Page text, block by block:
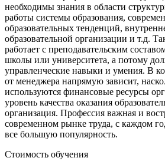
необходимы знания в области
работы системы образования,
образовательных тенденций,
образовательной организации и т.д.
работает с преподавательским
школы или университета, а потому
управленческие навыки и умения. В
от менеджера напрямую зависит,
используются финансовые ресурсы
уровень качества оказания
организация. Профессия важная и
современном рынке труда, с каждом
все большую популярность.
Стоимость обучения